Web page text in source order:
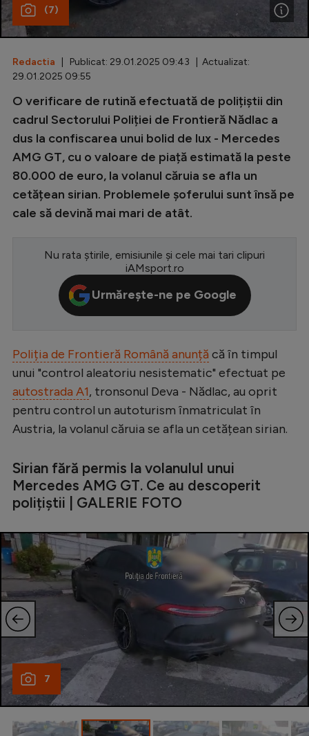
Champions League
Europa League
Conference League
CM 2026
Premier League
Bundesliga
Campionate
Starurile fotbalului
EURO 2024
Stranieri
Handbal
Natație
Formula 1
Gimnastică
Auto
Rugby
Ciclism
Alte sporturi
(7)
Redactia | Publicat: 29.01.2025 09:43 | Actualizat:
29.01.2025 09:55
O verificare de rutină efectuată de polițiștii din
cadrul Sectorului Poliției de Frontieră Nădlac a
dus la confiscarea unui bolid de lux - Mercedes
AMG GT, cu o valoare de piață estimată la peste
80.000 de euro, la volanul căruia se afla un
cetățean sirian. Problemele șoferului sunt însă pe
cale să devină mai mari de atât.
Nu rata știrile, emisiunile și cele mai tari clipuri
iAMsport.ro
Urmărește-ne pe Google
Poliția de Frontieră Română anunță că în timpul
unui "control aleatoriu nesistematic" efectuat pe
autostrada A1, tronsonul Deva - Nădlac, au oprit
pentru control un autoturism înmatriculat în
Austria, la volanul căruia se afla un cetățean sirian.
Sirian fără permis la volanulul unui
Mercedes AMG GT. Ce au descoperit
polițiștii | GALERIE FOTO
7